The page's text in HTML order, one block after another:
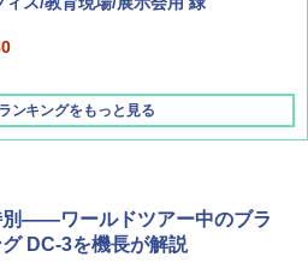
ンキングをもっと見る
別――ワールドツアー中のブラ
DC-3を機長が解説